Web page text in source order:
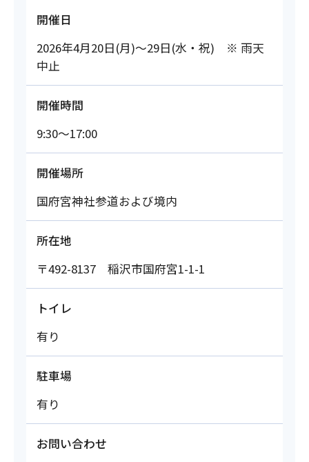
開催日
2026年4月20日(月)～29日(水・祝) ※ 雨天
中止
開催時間
9:30～17:00
開催場所
国府宮神社参道および境内
所在地
〒492-8137 稲沢市国府宮1-1-1
トイレ
有り
駐車場
有り
お問い合わせ